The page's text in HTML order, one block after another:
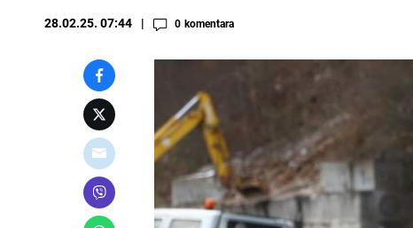
28.02.25. 07:44 0 komentara